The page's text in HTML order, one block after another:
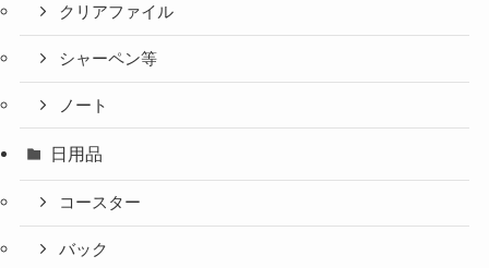
クリアファイル
シャーペン等
ノート
日用品
コースター
バック